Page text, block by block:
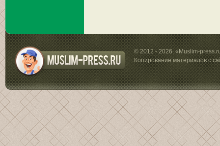
© 2012 - 2026. «Muslim-
Копирование материалов с